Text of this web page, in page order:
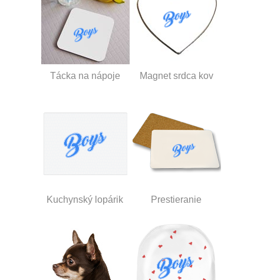
Tácka na nápoje Magnet srdca kov
Kuchynský lopárik Prestieranie